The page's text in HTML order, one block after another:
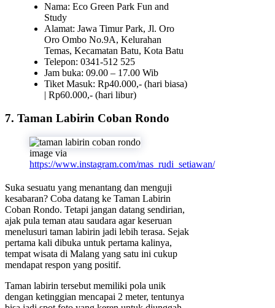
Nama: Eco Green Park Fun and
Study
Alamat: Jawa Timur Park, Jl. Oro
Oro Ombo No.9A, Kelurahan
Temas, Kecamatan Batu, Kota Batu
Telepon: 0341-512 525
Jam buka: 09.00 – 17.00 Wib
Tiket Masuk: Rp40.000,- (hari biasa)
| Rp60.000,- (hari libur)
7. Taman Labirin Coban Rondo
image via
https://www.instagram.com/mas_rudi_setiawan/
Suka sesuatu yang menantang dan menguji
kesabaran? Coba datang ke Taman Labirin
Coban Rondo. Tetapi jangan datang sendirian,
ajak pula teman atau saudara agar keseruan
menelusuri taman labirin jadi lebih terasa. Sejak
pertama kali dibuka untuk pertama kalinya,
tempat wisata di Malang yang satu ini cukup
mendapat respon yang positif.
Taman labirin tersebut memiliki pola unik
dengan ketinggian mencapai 2 meter, tentunya